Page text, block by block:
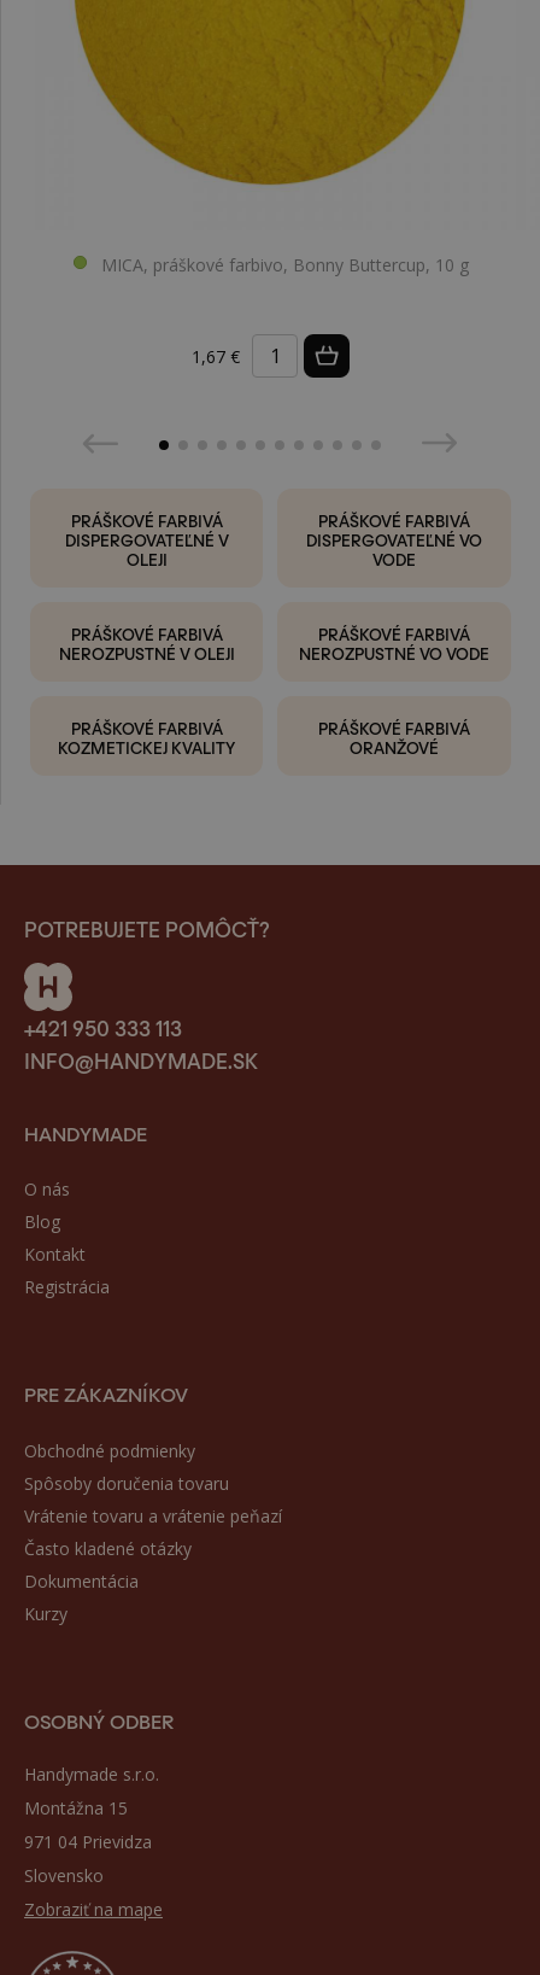
MICA, práškové farbivo, Bonny Buttercup, 10 g
1,67 €
PRÁŠKOVÉ FARBIVÁ
DISPERGOVATEĽNÉ V
OLEJI
PRÁŠKOVÉ FARBIVÁ
DISPERGOVATEĽNÉ VO
VODE
PRÁŠKOVÉ FARBIVÁ
NEROZPUSTNÉ V OLEJI
PRÁŠKOVÉ FARBIVÁ
NEROZPUSTNÉ VO VODE
PRÁŠKOVÉ FARBIVÁ
KOZMETICKEJ KVALITY
PRÁŠKOVÉ FARBIVÁ
ORANŽOVÉ
POTREBUJETE POMÔCŤ?
+421 950 333 113
INFO@HANDYMADE.SK
HANDYMADE
O nás
Blog
Kontakt
Registrácia
PRE ZÁKAZNÍKOV
Obchodné podmienky
Spôsoby doručenia tovaru
Vrátenie tovaru a vrátenie peňazí
Často kladené otázky
Dokumentácia
Kurzy
OSOBNÝ ODBER
Handymade s.r.o.
Montážna 15
971 04 Prievidza
Slovensko
Zobraziť na mape